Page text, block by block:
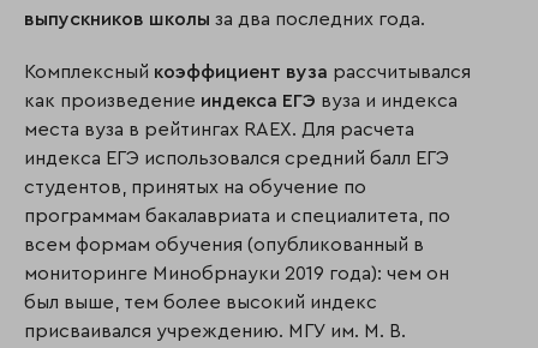
выпускников школы за два последних года.
Комплексный коэффициент вуза рассчитывался
как произведение индекса ЕГЭ вуза и индекса
места вуза в рейтингах RAEX. Для расчета
индекса ЕГЭ использовался средний балл ЕГЭ
студентов, принятых на обучение по
программам бакалавриата и специалитета, по
всем формам обучения (опубликованный в
мониторинге Минобрнауки 2019 года): чем он
был выше, тем более высокий индекс
присваивался учреждению. МГУ им. М. В.